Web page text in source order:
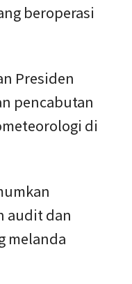
beroperasi
Presiden
pencabutan
di
audit dan
melanda